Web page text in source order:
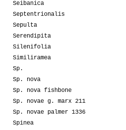
Seibanica
Septentrionalis
Sepulta
Serendipita
Silenifolia
Similiramea
Sp.
Sp. nova
Sp. nova fishbone
Sp. novae g. marx 211
Sp. novae palmer 1336
Spinea